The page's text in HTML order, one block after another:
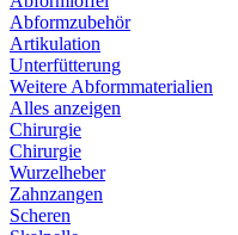
Abformzubehör
Artikulation
Unterfütterung
Weitere Abformmaterialien
Alles anzeigen
Chirurgie
Chirurgie
Wurzelheber
Zahnzangen
Scheren